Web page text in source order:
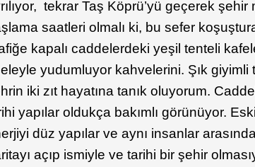
tekrar Taş Köprü’yü geçerek
saatleri olmalı ki, bu sefer
kapalı caddelerdeki yeşil tenteli
yudumluyor kahvelerini. Şık giyimli
iki zıt hayatına tanık oluyorum.
yapılar oldukça bakımlı görünüyor. Eski
düz yapılar ve aynı insanlar
açıp ismiyle ve tarihi bir şehir